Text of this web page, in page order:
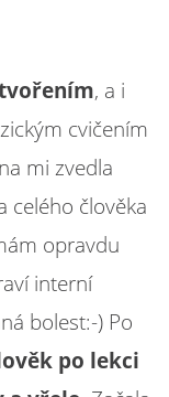
, a i
cvičením
mi zvedla
celého člověka
opravdu
interní
bolest:-) Po
po lekci